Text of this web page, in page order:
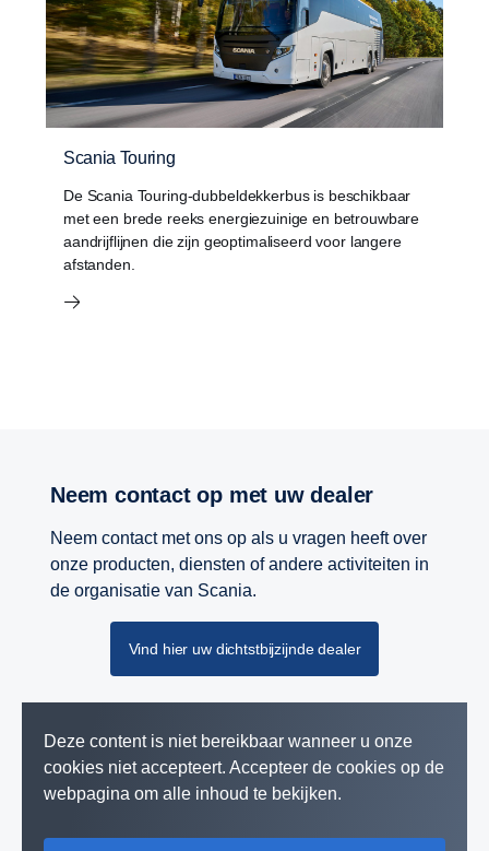
Scania Touring
De Scania Touring-dubbeldekkerbus is beschikbaar
met een brede reeks energiezuinige en betrouwbare
aandrijflijnen die zijn geoptimaliseerd voor langere
afstanden.
Neem contact op met uw dealer
Neem contact met ons op als u vragen heeft over
onze producten, diensten of andere activiteiten in
de organisatie van Scania.
Vind hier uw dichtstbijzijnde dealer
Deze content is niet bereikbaar wanneer u onze
cookies niet accepteert. Accepteer de cookies op de
webpagina om alle inhoud te bekijken.